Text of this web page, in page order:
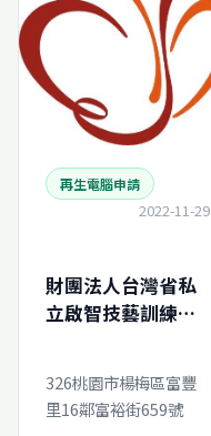
再生電腦申請
2022-11-29
財團法人台灣省私
立啟智技藝訓練中
326桃園市楊梅區富豐
里16鄰富裕街659號